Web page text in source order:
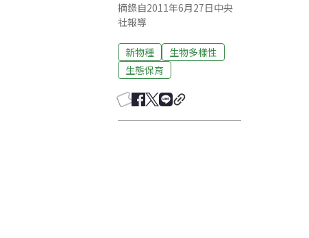
摘錄自2011年6月27日中央
社報導
新物種
生物多樣性
生態保育